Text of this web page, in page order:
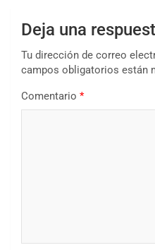
Deja una
Tu dirección de correo
campos obligatorios están
Comentario *